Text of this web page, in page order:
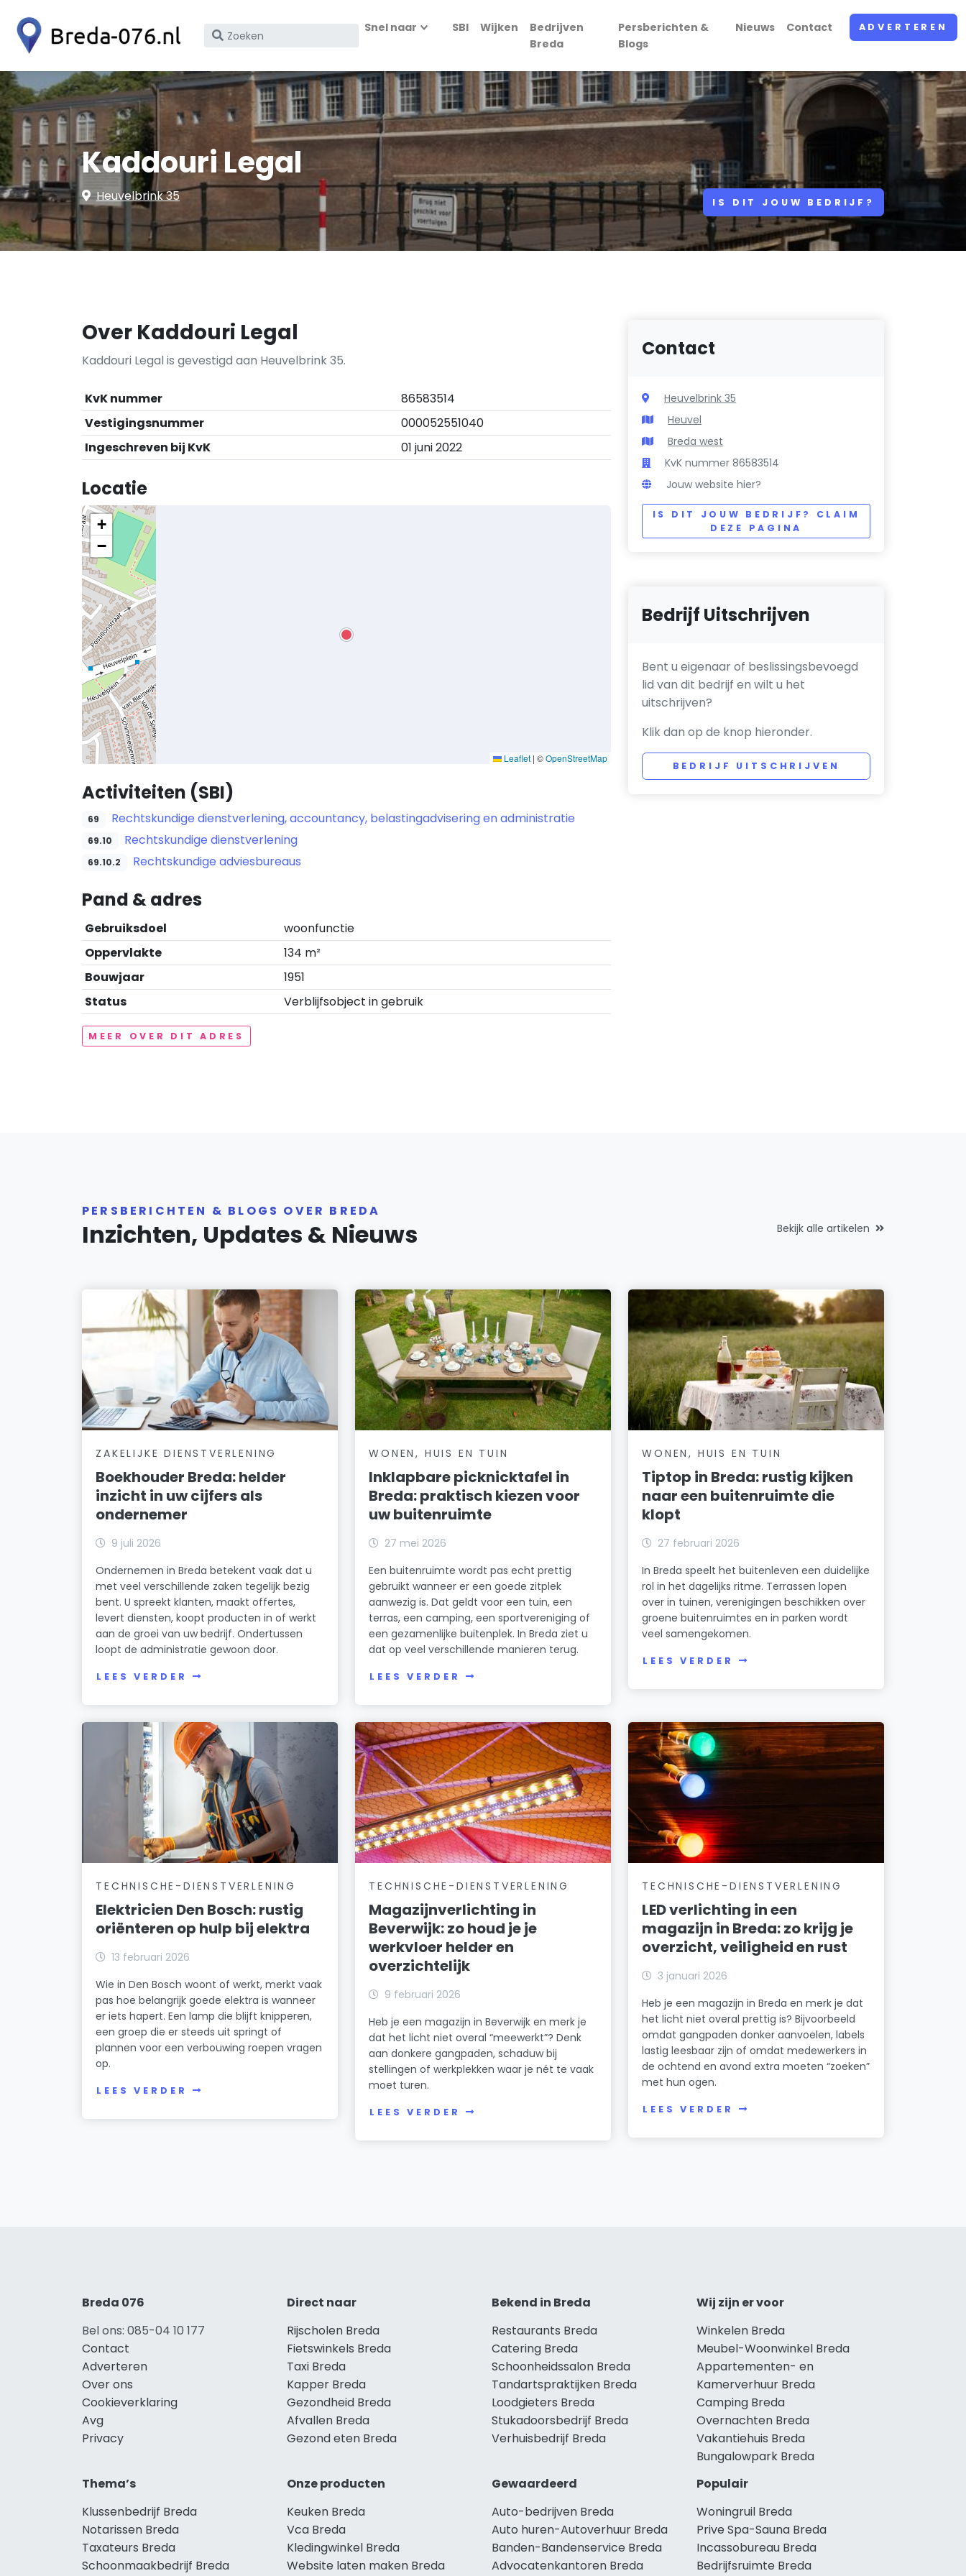
Zoek
bedrijfsnaam
of
KvK
nummer
Snel naar SBI Wijken
Bedrijven
Breda
Persberichten &
Blogs
Nieuws Contact ADVERTEREN
Kaddouri Legal
Heuvelbrink 35 IS DIT JOUW BEDRIJF?
Over Kaddouri Legal
Kaddouri Legal is gevestigd aan Heuvelbrink 35.
KvK nummer
86583514
Vestigingsnummer
000052551040
Ingeschreven bij KvK
01 juni 2022
Locatie
+
−
Leaflet | ©OpenStreetMap
Activiteiten (SBI)
69 Rechtskundige dienstverlening, accountancy, belastingadvisering en administratie
69.10 Rechtskundige dienstverlening
69.10.2 Rechtskundige adviesbureaus
Pand & adres
Gebruiksdoel
woonfunctie
Oppervlakte
134 m²
Bouwjaar
1951
Status
Verblijfsobject in gebruik
MEER OVER DIT ADRES
Contact
Heuvelbrink 35
Heuvel
Breda west
KvK nummer 86583514
Jouw website hier?
IS DIT JOUW BEDRIJF? CLAIM
DEZE PAGINA
Bedrijf Uitschrijven
Bent u eigenaar of beslissingsbevoegd
lid van dit bedrijf en wilt u het
uitschrijven?
Klik dan op de knop hieronder.
BEDRIJF UITSCHRIJVEN
PERSBERICHTEN & BLOGS OVER BREDA
Inzichten, Updates & Nieuws Bekijk alle artikelen
ZAKELIJKE DIENSTVERLENING
Boekhouder Breda: helder
inzicht in uw cijfers als
ondernemer
9 juli 2026
Ondernemen in Breda betekent vaak dat u
met veel verschillende zaken tegelijk bezig
bent. U spreekt klanten, maakt offertes,
levert diensten, koopt producten in of werkt
aan de groei van uw bedrijf. Ondertussen
loopt de administratie gewoon door.
LEES VERDER
WONEN, HUIS EN TUIN
Inklapbare picknicktafel in
Breda: praktisch kiezen voor
uw buitenruimte
27 mei 2026
Een buitenruimte wordt pas echt prettig
gebruikt wanneer er een goede zitplek
aanwezig is. Dat geldt voor een tuin, een
terras, een camping, een sportvereniging of
een gezamenlijke buitenplek. In Breda ziet u
dat op veel verschillende manieren terug.
LEES VERDER
WONEN, HUIS EN TUIN
Tiptop in Breda: rustig kijken
naar een buitenruimte die
klopt
27 februari 2026
In Breda speelt het buitenleven een duidelijke
rol in het dagelijks ritme. Terrassen lopen
over in tuinen, verenigingen beschikken over
groene buitenruimtes en in parken wordt
veel samengekomen.
LEES VERDER
TECHNISCHE-DIENSTVERLENING
Elektricien Den Bosch: rustig
oriënteren op hulp bij elektra
13 februari 2026
Wie in Den Bosch woont of werkt, merkt vaak
pas hoe belangrijk goede elektra is wanneer
er iets hapert. Een lamp die blijft knipperen,
een groep die er steeds uit springt of
plannen voor een verbouwing roepen vragen
op.
LEES VERDER
TECHNISCHE-DIENSTVERLENING
Magazijnverlichting in
Beverwijk: zo houd je je
werkvloer helder en
overzichtelijk
9 februari 2026
Heb je een magazijn in Beverwijk en merk je
dat het licht niet overal “meewerkt”? Denk
aan donkere gangpaden, schaduw bij
stellingen of werkplekken waar je nét te vaak
moet turen.
LEES VERDER
TECHNISCHE-DIENSTVERLENING
LED verlichting in een
magazijn in Breda: zo krijg je
overzicht, veiligheid en rust
3 januari 2026
Heb je een magazijn in Breda en merk je dat
het licht niet overal prettig is? Bijvoorbeeld
omdat gangpaden donker aanvoelen, labels
lastig leesbaar zijn of omdat medewerkers in
de ochtend en avond extra moeten “zoeken”
met hun ogen.
LEES VERDER
Breda 076
Bel ons: 085-04 10 177
Contact
Adverteren
Over ons
Cookieverklaring
Avg
Privacy
Direct naar
Rijscholen Breda
Fietswinkels Breda
Taxi Breda
Kapper Breda
Gezondheid Breda
Afvallen Breda
Gezond eten Breda
Bekend in Breda
Restaurants Breda
Catering Breda
Schoonheidssalon Breda
Tandartspraktijken Breda
Loodgieters Breda
Stukadoorsbedrijf Breda
Verhuisbedrijf Breda
Wij zijn er voor
Winkelen Breda
Meubel-Woonwinkel Breda
Appartementen- en
Kamerverhuur Breda
Camping Breda
Overnachten Breda
Vakantiehuis Breda
Bungalowpark Breda
Thema’s
Klussenbedrijf Breda
Notarissen Breda
Taxateurs Breda
Schoonmaakbedrijf Breda
Onze producten
Keuken Breda
Vca Breda
Kledingwinkel Breda
Website laten maken Breda
Gewaardeerd
Auto-bedrijven Breda
Auto huren-Autoverhuur Breda
Banden-Bandenservice Breda
Advocatenkantoren Breda
Populair
Woningruil Breda
Prive Spa-Sauna Breda
Incassobureau Breda
Bedrijfsruimte Breda